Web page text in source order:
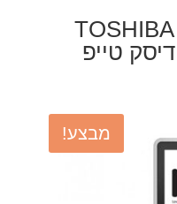
מערכת שמע ניידת TOSHIBA
מבצע!